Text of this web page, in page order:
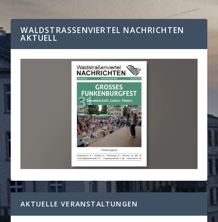
WALDSTRASSENVIERTEL NACHRICHTEN A
KTUELL
AKTUELLE VERANSTALTUNGEN